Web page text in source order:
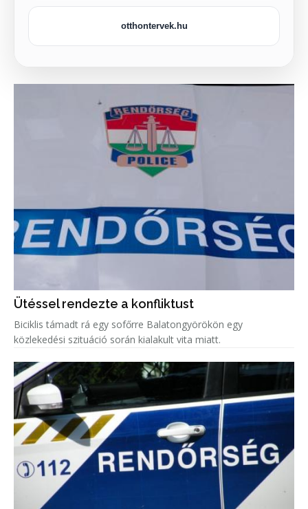
otthontervek.hu
Ütéssel rendezte a konfliktust
Biciklis támadt rá egy sofőrre Balatongyörökön egy
közlekedési szituáció során kialakult vita miatt.